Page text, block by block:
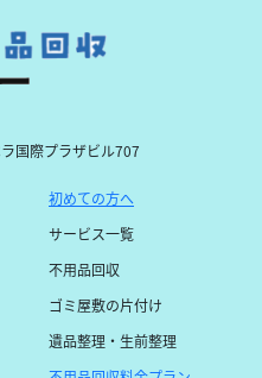
国際プラザビル707
初めての方へ
サービス一覧
不用品回収
ゴミ屋敷の片付け
遺品整理・生前整理